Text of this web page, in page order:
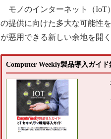
モノのインターネット（IoT
の提供に向けた多大な可能性
が悪用できる新しい余地を開
Computer Weekly製品導入ガイ